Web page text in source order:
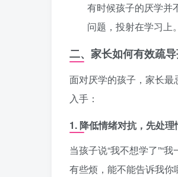
有时候孩子的厌学并
问题，投射在学习上。
二、家长如何有效疏
面对厌学的孩子，家长最
入手：
1. 降低情绪对抗，先处
当孩子说“我不想学了”“
有些烦，能不能告诉我你